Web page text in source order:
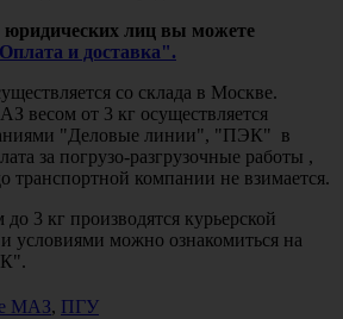
лиц вы можете
и доставка".
со склада в Москве.
весом от 3 кг осуществляется
"Деловые линии", "ПЭК" в
за погрузо-разгрузочные работы ,
транспортной компании не взимается.
до 3 кг производятся курьерской
условиями можно ознакомиться на
МАЗ, ПГУ